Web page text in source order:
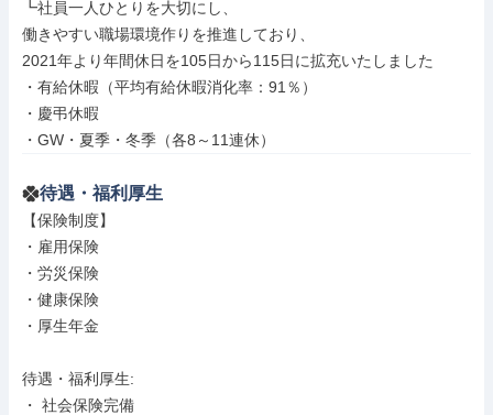
┗社員一人ひとりを大切にし、
働きやすい職場環境作りを推進しており、
2021年より年間休日を105日から115日に拡充いたしました
・有給休暇（平均有給休暇消化率：91％）
・慶弔休暇
・GW・夏季・冬季（各8～11連休）
待遇・福利厚生
【保険制度】
・雇用保険
・労災保険
・健康保険
・厚生年金
待遇・福利厚生:
・ 社会保険完備